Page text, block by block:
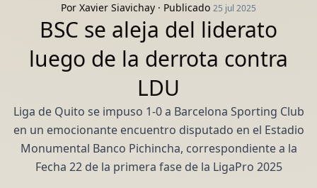
Por Xavier Siavichay · Publicado 25 jul 2025
BSC se aleja del liderato
luego de la derrota contra
LDU
Liga de Quito se impuso 1-0 a Barcelona Sporting Club
en un emocionante encuentro disputado en el Estadio
Monumental Banco Pichincha, correspondiente a la
Fecha 22 de la primera fase de la LigaPro 2025